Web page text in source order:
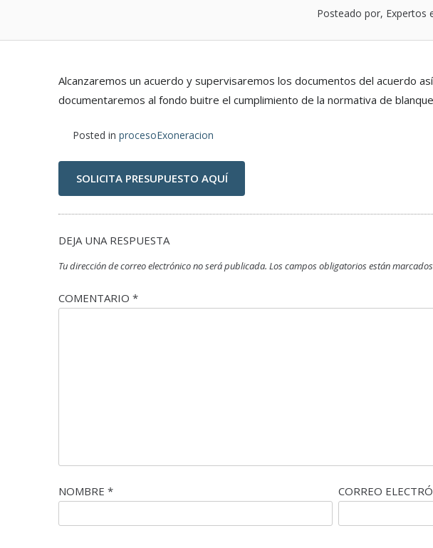
Posteado por, Expertos
Alcanzaremos un acuerdo y supervisaremos los documentos del acuerdo
documentaremos al fondo buitre el cumplimiento de la normativa de
Posted in procesoExoneracion
SOLICITA PRESUPUESTO AQUÍ
DEJA UNA RESPUESTA
Tu dirección de correo electrónico no será publicada. Los campos obligatorios están
COMENTARIO *
NOMBRE * CORREO